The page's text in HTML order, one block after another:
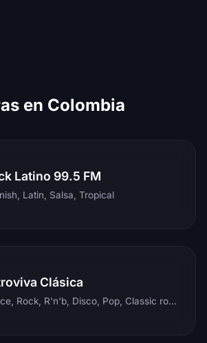
en Colombia
Latino 99.5 FM
Latin, Salsa, Tropical
Clásica
Dance, Rock, R'n'b, Disco, Pop, Classic rock, Techno, Reggae